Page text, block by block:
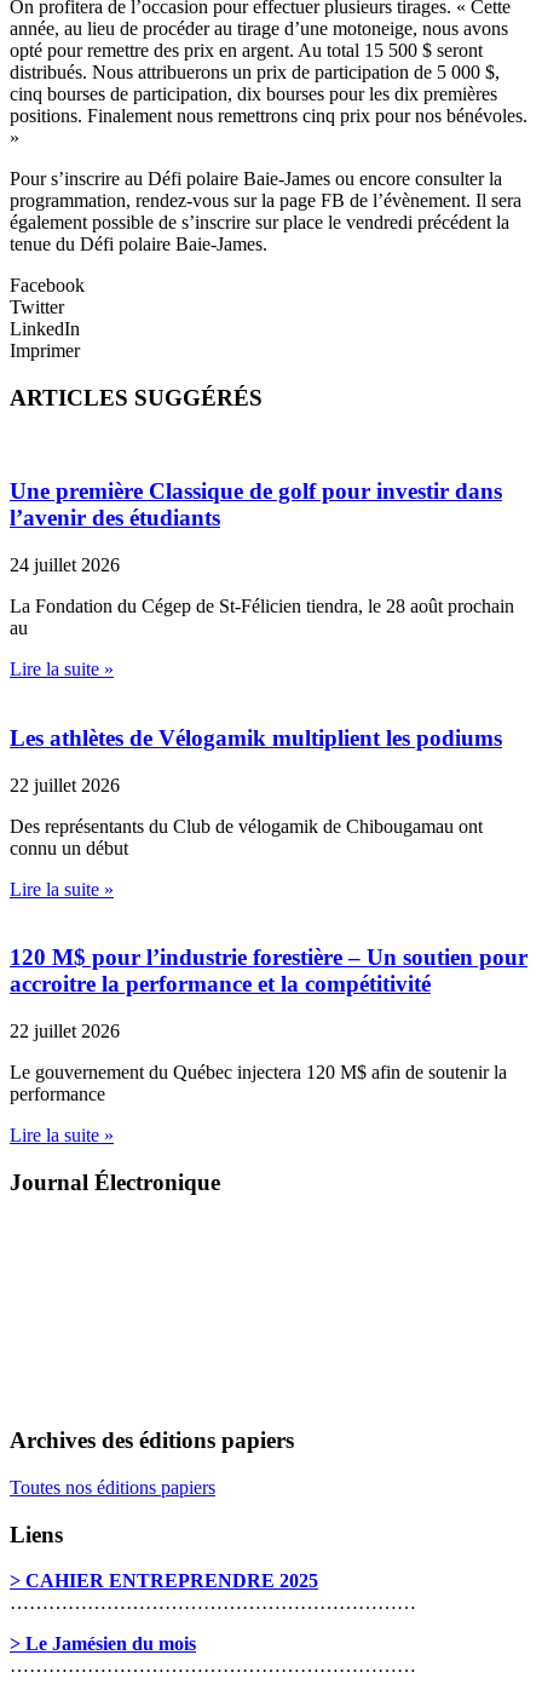
On profitera de l’occasion pour effectuer plusieurs tirages. « Cette
année, au lieu de procéder au tirage d’une motoneige, nous avons
opté pour remettre des prix en argent. Au total 15 500 $ seront
distribués. Nous attribuerons un prix de participation de 5 000 $,
cinq bourses de participation, dix bourses pour les dix premières
positions. Finalement nous remettrons cinq prix pour nos bénévoles.
»
Pour s’inscrire au Défi polaire Baie-James ou encore consulter la
programmation, rendez-vous sur la page FB de l’évènement. Il sera
également possible de s’inscrire sur place le vendredi précédent la
tenue du Défi polaire Baie-James.
Facebook
Twitter
LinkedIn
Imprimer
ARTICLES SUGGÉRÉS
Une première Classique de golf pour investir dans
l’avenir des étudiants
24 juillet 2026
La Fondation du Cégep de St-Félicien tiendra, le 28 août prochain
au
Lire la suite »
Les athlètes de Vélogamik multiplient les podiums
22 juillet 2026
Des représentants du Club de vélogamik de Chibougamau ont
connu un début
Lire la suite »
120 M$ pour l’industrie forestière – Un soutien pour
accroitre la performance et la compétitivité
22 juillet 2026
Le gouvernement du Québec injectera 120 M$ afin de soutenir la
performance
Lire la suite »
Journal Électronique
Archives des éditions papiers
Toutes nos éditions papiers
Liens
> CAHIER ENTREPRENDRE 2025
………………………………………………………
> Le Jamésien du mois
………………………………………………………